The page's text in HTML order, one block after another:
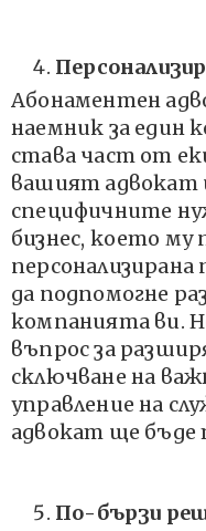
Абонаментен
наемник за един
става част от
вашият адвокат
специфичните
бизнес, което му
да подпомогне
компанията ви.
въпрос за
сключване на
управление на
адвокат ще бъде
По-бързи